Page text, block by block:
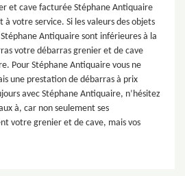
et cave facturée Stéphane Antiquaire
votre service. Si les valeurs des objets
Antiquaire sont inférieures à la
votre débarras grenier et de cave
Pour Stéphane Antiquaire vous ne
une prestation de débarras à prix
avec Stéphane Antiquaire, n’hésitez
à, car non seulement ses
votre grenier et de cave, mais vos